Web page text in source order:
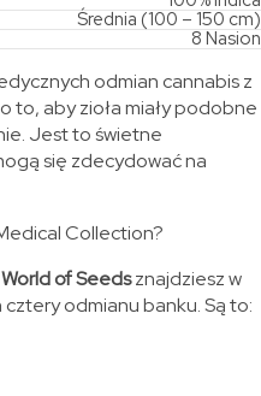
Średnia (100 – 150 cm)
8 Nasion
odmian cannabis z
to, aby zioła miały podobne
Jest to świetne
się zdecydować na
Collection?
of Seedsznajdziesz w
odmianu banku. Są to: